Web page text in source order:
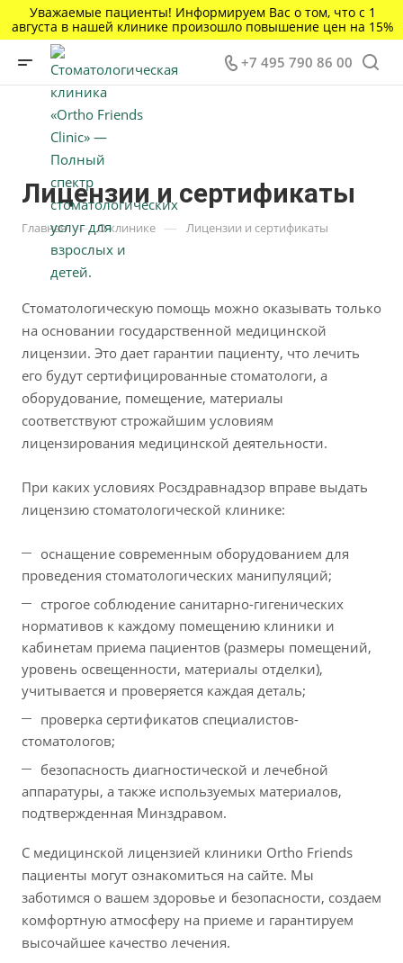
Уважаемые пациенты! Информируем Вас о том, что с 1
августа в нашей клинике произошло повышение цен на 15%
+7 495 790 86 00
Лицензии и сертификаты
Главная — О клинике — Лицензии и сертификаты
Стоматологическую помощь можно оказывать только
на основании государственной медицинской
лицензии. Это дает гарантии пациенту, что лечить
его будут сертифицированные стоматологи, а
оборудование, помещение, материалы
соответствуют строжайшим условиям
лицензирования медицинской деятельности.
При каких условиях Росздравнадзор вправе выдать
лицензию стоматологической клинике:
оснащение современным оборудованием для
проведения стоматологических манипуляций;
строгое соблюдение санитарно-гигенических
нормативов к каждому помещению клиники и
кабинетам приема пациентов (размеры помещений,
уровень освещенности, материалы отделки),
учитывается и проверяется каждая деталь;
проверка сертификатов специалистов-
стоматологов;
безопасность диагностической и лечебной
аппаратуры, а также используемых материалов,
подтвержденная Минздравом.
С медицинской лицензией клиники Ortho Friends
пациенты могут ознакомиться на сайте. Мы
заботимся о вашем здоровье и безопасности, создаем
комфортную атмосферу на приеме и гарантируем
высочайшее качество лечения.